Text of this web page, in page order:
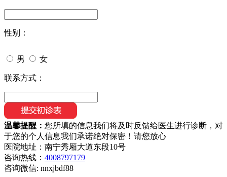
性别：
男 女
联系方式：
温馨提醒： 您所填的信息我们将及时反馈给医生进行诊断，对
于您的个人信息我们承诺绝对保密！请您放心
医院地址：南宁秀厢大道东段10号
咨询热线： 4008797179
咨询微信: nnxjbdf88